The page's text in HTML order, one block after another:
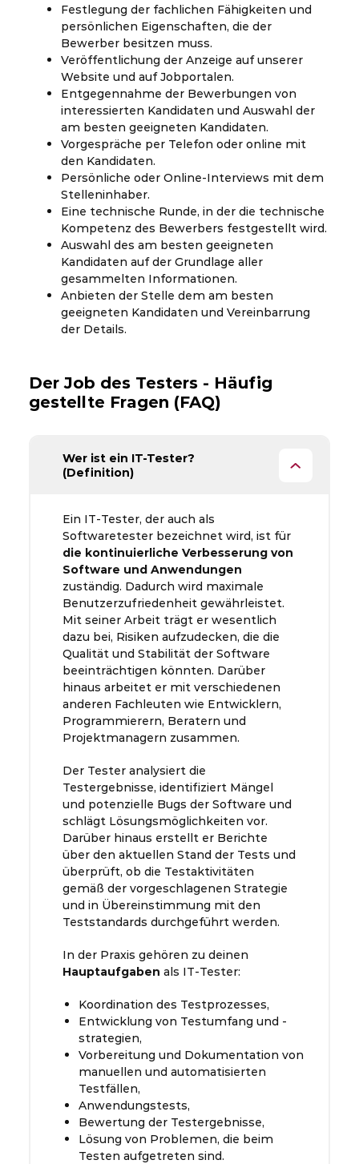
Festlegung der fachlichen Fähigkeiten und
persönlichen Eigenschaften, die der
Bewerber besitzen muss.
Veröffentlichung der Anzeige auf unserer
Website und auf Jobportalen.
Entgegennahme der Bewerbungen von
interessierten Kandidaten und Auswahl der
am besten geeigneten Kandidaten.
Vorgespräche per Telefon oder online mit
den Kandidaten.
Persönliche oder Online-Interviews mit dem
Stelleninhaber.
Eine technische Runde, in der die technische
Kompetenz des Bewerbers festgestellt wird.
Auswahl des am besten geeigneten
Kandidaten auf der Grundlage aller
gesammelten Informationen.
Anbieten der Stelle dem am besten
geeigneten Kandidaten und Vereinbarrung
der Details.
Der Job des Testers - Häufig
gestellte Fragen (FAQ)
Wer ist ein IT-Tester?
(Definition)
Ein IT-Tester, der auch als
Softwaretester bezeichnet wird, ist für
die kontinuierliche Verbesserung von
Software und Anwendungen
zuständig. Dadurch wird maximale
Benutzerzufriedenheit gewährleistet.
Mit seiner Arbeit trägt er wesentlich
dazu bei, Risiken aufzudecken, die die
Qualität und Stabilität der Software
beeinträchtigen könnten. Darüber
hinaus arbeitet er mit verschiedenen
anderen Fachleuten wie Entwicklern,
Programmierern, Beratern und
Projektmanagern zusammen.
Der Tester analysiert die
Testergebnisse, identifiziert Mängel
und potenzielle Bugs der Software und
schlägt Lösungsmöglichkeiten vor.
Darüber hinaus erstellt er Berichte
über den aktuellen Stand der Tests und
überprüft, ob die Testaktivitäten
gemäß der vorgeschlagenen Strategie
und in Übereinstimmung mit den
Teststandards durchgeführt werden.
In der Praxis gehören zu deinen
Hauptaufgaben als IT-Tester:
Koordination des Testprozesses,
Entwicklung von Testumfang und -
strategien,
Vorbereitung und Dokumentation von
manuellen und automatisierten
Testfällen,
Anwendungstests,
Bewertung der Testergebnisse,
Lösung von Problemen, die beim
Testen aufgetreten sind.